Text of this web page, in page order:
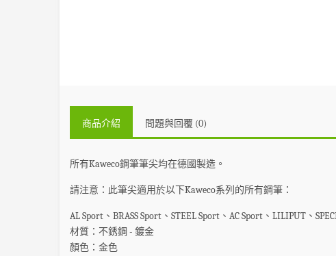
商品介紹 問題與回覆 (0)
所有Kaweco鋼筆筆尖均在德國製造。
請注意：此筆尖適用於以下Kaweco系列的所有鋼筆：
AL Sport、BRASS Sport、STEEL Sport、AC Sport、LILIPUT、
材質：不銹鋼 - 鍍金
顏色：金色